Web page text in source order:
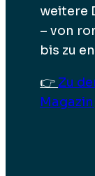
weitere
– von
bis zu
👉 Zu
Magazin